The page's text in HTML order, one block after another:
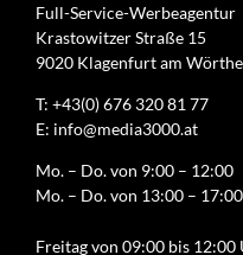
Full-Service-Werbeagentur
Krastowitzer Straße 15
9020 Klagenfurt am
T: +43(0) 676 320 81 77
E: info@media3000.at
Mo. – Do. von 9:00 – 12:00
Mo. – Do. von 13:00 – 17:00
Freitag von 09:00 bis 12:00